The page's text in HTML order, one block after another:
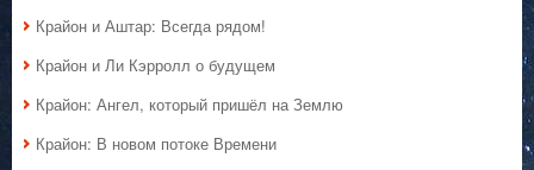
Крайон и Аштар: Всегда рядом!
Крайон и Ли Кэрролл о будущем
Крайон: Ангел, который пришёл на Землю
Крайон: В новом потоке Времени